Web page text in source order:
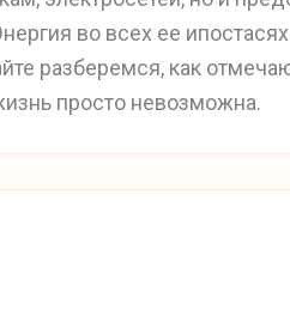
во всех ее
разберемся, как
просто невозможна.